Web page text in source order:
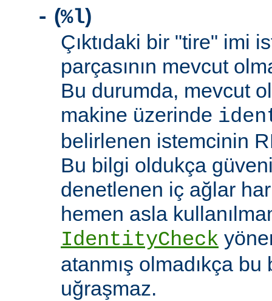
- (%l)
Çıktıdaki bir "tire" imi
parçasının mevcut
Bu durumda, mevcut
makine üzerinde
belirlenen istemcinin
Bu bilgi oldukça
denetlenen iç ağlar
hemen asla
IdentityCheck
atanmış olmadıkça
uğraşmaz.